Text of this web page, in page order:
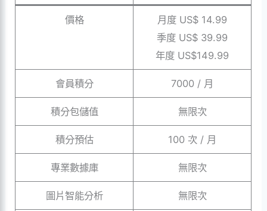
價格
月度 US$ 14.99
季度 US$ 39.99
年度 US$149.99
會員積分 7000 / 月
積分包儲值 無限次
積分預估 100 次 / 月
專業數據庫 無限次
圖片智能分析 無限次